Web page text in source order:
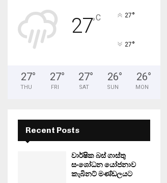
27°C 27°
27°
27°
THU
27°
FRI
27°
SAT
26°
SUN
26°
MON
Recent Posts
වාර්ෂික බස් ගාස්තු
සංශෝධන යෝජනාව
කැබිනට් මණ්ඩලයට